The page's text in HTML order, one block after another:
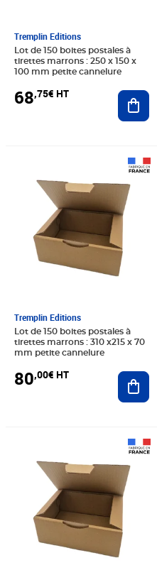
Tremplin Editions
Lot de 150 boites postales à
tirettes marrons : 250 x 150 x
100 mm petite cannelure
68,75€ HT
Tremplin Editions
Lot de 150 boites postales à
tirettes marrons : 310 x215 x 70
mm petite cannelure
80,00€ HT